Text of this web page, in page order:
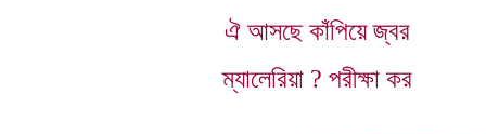
ঐ আসছে কাঁপিয়ে জ্বর
ম্যালেরিয়া ? পরীক্ষা কর